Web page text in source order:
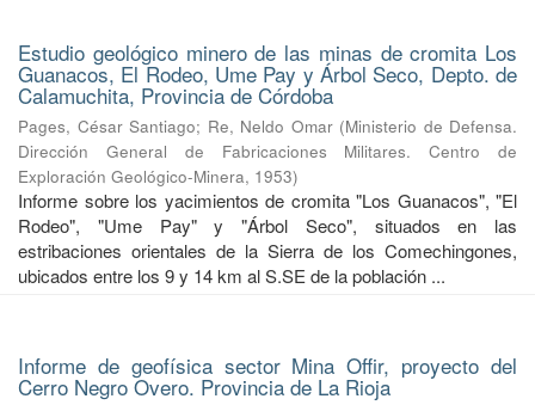
Estudio geológico minero de las minas de cromita Los
Guanacos, El Rodeo, Ume Pay y Árbol Seco, Depto. de
Calamuchita, Provincia de Córdoba
Pages, César Santiago; Re, Neldo Omar (Ministerio de Defensa.
Dirección General de Fabricaciones Militares. Centro de
Exploración Geológico-Minera, 1953)
Informe sobre los yacimientos de cromita "Los Guanacos", "El
Rodeo", "Ume Pay" y "Árbol Seco", situados en las
estribaciones orientales de la Sierra de los Comechingones,
ubicados entre los 9 y 14 km al S.SE de la población ...
Informe de geofísica sector Mina Offir, proyecto del
Cerro Negro Overo. Provincia de La Rioja